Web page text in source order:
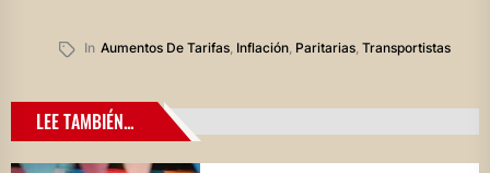
In Aumentos De Tarifas, Inflación, Paritarias, Transportistas
LEE TAMBIÉN...